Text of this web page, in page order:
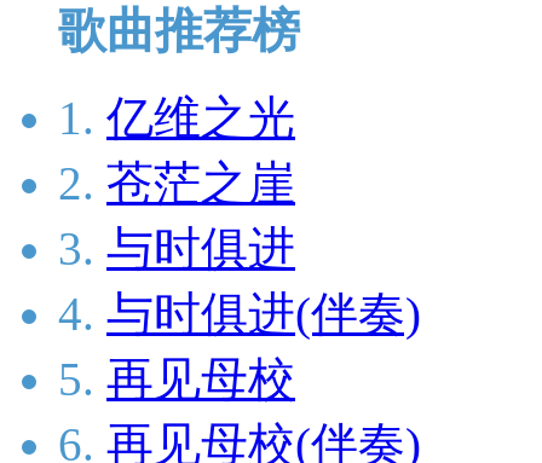
歌曲推荐榜
1. 亿维之光
2. 苍茫之崖
3. 与时俱进
4. 与时俱进(伴奏)
5. 再见母校
6. 再见母校(伴奏)